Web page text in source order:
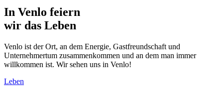
In Venlo feiern
wir das Leben
Venlo ist der Ort, an dem Energie, Gastfreundschaft und
Unternehmertum zusammenkommen und an dem man immer
willkommen ist. Wir sehen uns in Venlo!
Leben